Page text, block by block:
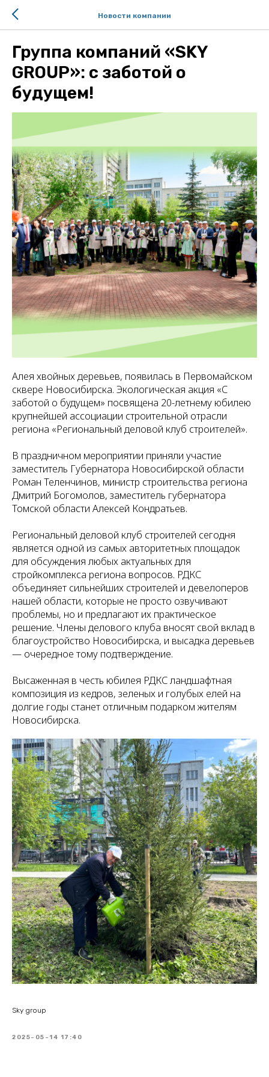
Новости компании
Группа компаний «SKY
GROUP»: с заботой о
будущем!
Алея хвойных деревьев, появилась в Первомайском
сквере Новосибирска. Экологическая акция «С
заботой о будущем» посвящена 20-летнему юбилею
крупнейшей ассоциации строительной отрасли
региона «Региональный деловой клуб строителей».
В праздничном мероприятии приняли участие
заместитель Губернатора Новосибирской области
Роман Теленчинов, министр строительства региона
Дмитрий Богомолов, заместитель губернатора
Томской области Алексей Кондратьев.
Региональный деловой клуб строителей сегодня
является одной из самых авторитетных площадок
для обсуждения любых актуальных для
стройкомплекса региона вопросов. РДКС
объединяет сильнейших строителей и девелоперов
нашей области, которые не просто озвучивают
проблемы, но и предлагают их практическое
решение. Члены делового клуба вносят свой вклад в
благоустройство Новосибирска, и высадка деревьев
— очередное тому подтверждение.
Высаженная в честь юбилея РДКС ландшафтная
композиция из кедров, зеленых и голубых елей на
долгие годы станет отличным подарком жителям
Новосибирска.
Sky group
2025-05-14 17:40